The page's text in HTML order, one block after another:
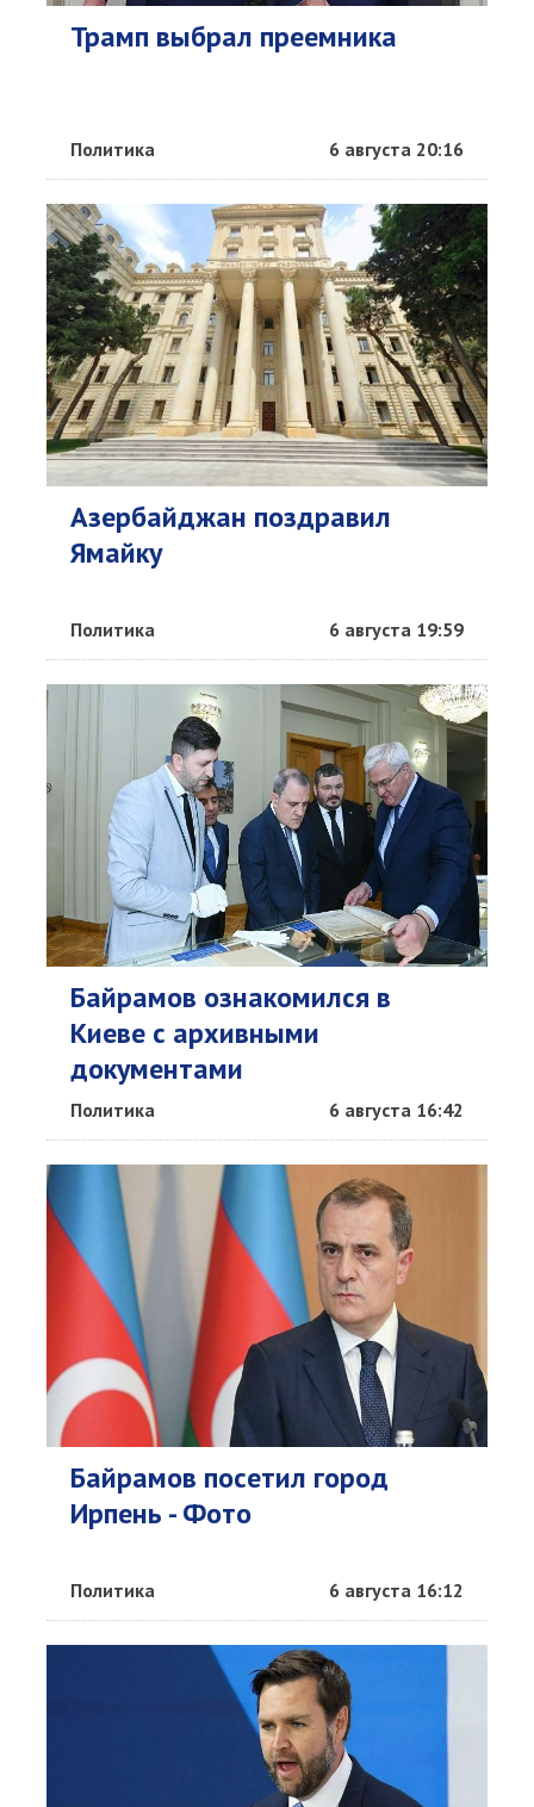
Трамп выбрал преемника
Политика 6 августа 20:16
Азербайджан поздравил
Ямайку
Политика 6 августа 19:59
Байрамов ознакомился в
Киеве с архивными
документами
Политика 6 августа 16:42
Байрамов посетил город
Ирпень - Фото
Политика 6 августа 16:12